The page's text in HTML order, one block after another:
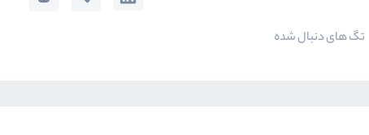
تگ های دنبال شده